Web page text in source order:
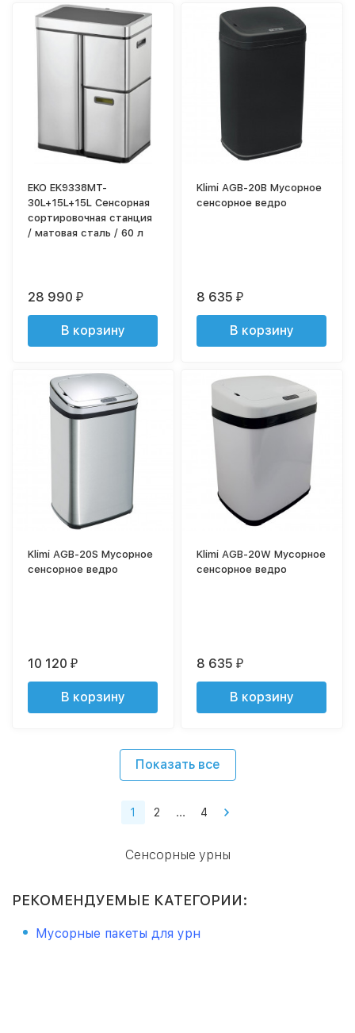
EKO EK9338MT-
30L+15L+15L Сенсорная
сортировочная станция
/ матовая сталь / 60 л
28 990₽
В корзину
Klimi AGB-20B Мусорное
сенсорное ведро
8 635₽
В корзину
Klimi AGB-20S Мусорное
сенсорное ведро
10 120₽
В корзину
Klimi AGB-20W Мусорное
сенсорное ведро
8 635₽
В корзину
Показать все
1 2 ... 4
Сенсорные урны
РЕКОМЕНДУЕМЫЕ КАТЕГОРИИ:
Мусорные пакеты для урн